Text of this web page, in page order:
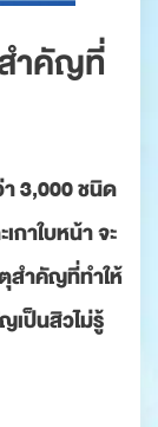
ำคัญที่
3,000 ชนิด
กาใบหน้า จะ
สำคัญที่ทำให้
เป็นสิวไม่รู้